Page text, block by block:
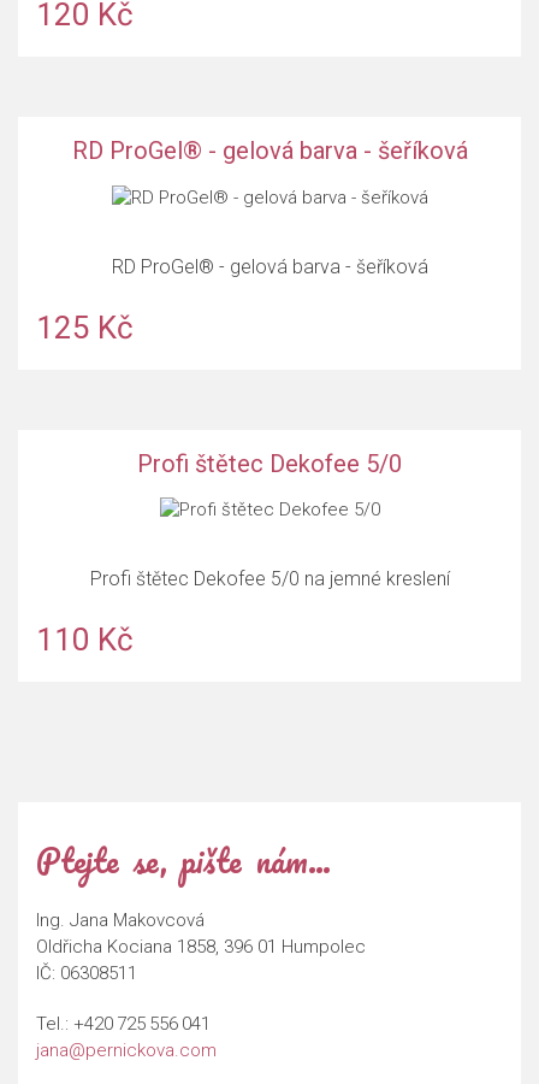
120 Kč
RD ProGel® - gelová barva - šeříková
RD ProGel® - gelová barva - šeříková
125 Kč
Profi štětec Dekofee 5/0
Profi štětec Dekofee 5/0 na jemné kreslení
110 Kč
Ptejte se, pište nám…
Ing. Jana Makovcová
Oldřicha Kociana 1858, 396 01 Humpolec
IČ: 06308511
Tel.: +420 725 556 041
jana@pernickova.com